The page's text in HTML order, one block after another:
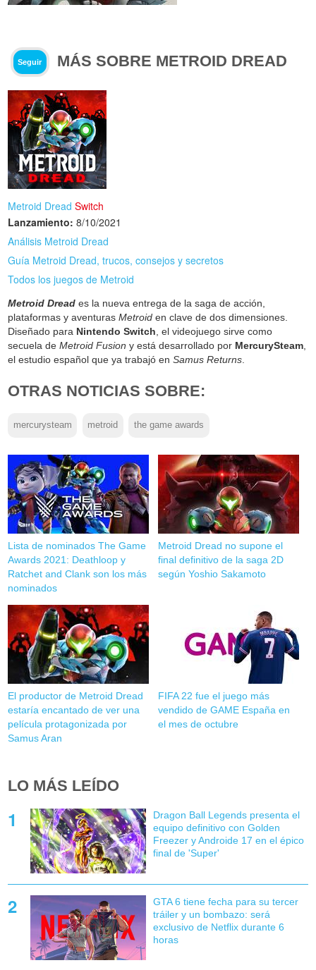
Seguir MÁS SOBRE METROID DREAD
Metroid Dread Switch
Lanzamiento: 8/10/2021
Análisis Metroid Dread
Guía Metroid Dread, trucos, consejos y secretos
Todos los juegos de Metroid
Metroid Dread es la nueva entrega de la saga de acción,
plataformas y aventurasMetroid en clave de dos dimensiones.
Diseñado para Nintendo Switch, el videojuego sirve como
secuela deMetroid Fusion y está desarrollado por MercurySteam,
el estudio español que ya trabajó enSamus Returns.
OTRAS NOTICIAS SOBRE:
mercurysteam metroid the game awards
Lista de nominados The Game
Awards 2021: Deathloop y
Ratchet and Clank son los más
nominados
Metroid Dread no supone el
final definitivo de la saga 2D
según Yoshio Sakamoto
El productor de Metroid Dread
estaría encantado de ver una
película protagonizada por
Samus Aran
FIFA 22 fue el juego más
vendido de GAME España en
el mes de octubre
LO MÁS LEÍDO
Dragon Ball Legends presenta el
equipo definitivo con Golden
Freezer y Androide 17 en el épico
final de 'Super'
GTA 6 tiene fecha para su tercer
tráiler y un bombazo: será
exclusivo de Netflix durante 6
horas